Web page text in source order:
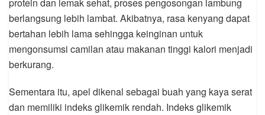
berlangsung lebih lambat. Akibatnya, rasa kenyang dapat
bertahan lebih lama sehingga keinginan untuk
mengonsumsi camilan atau makanan tinggi kalori menjadi
berkurang.
Sementara itu, apel dikenal sebagai buah yang kaya serat
dan memiliki indeks glikemik rendah. Indeks glikemik